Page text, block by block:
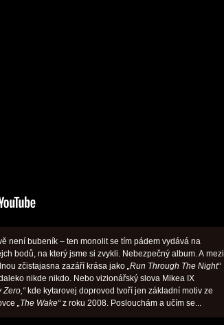
není bubeník – ten monolit se tím pádem vydává na
bodů, na který jsme si zvykli. Nebezpečný album. A mezi
zčistajasna zazáří krása jako „Run Through The Night“
nikde nikdo. Nebo vizionářský slova Mikea IX
Zero,“kde kytarovej doprovod tvoří jen základní motiv ze
„The Wake“z roku 2008. Poslouchám a učím se...